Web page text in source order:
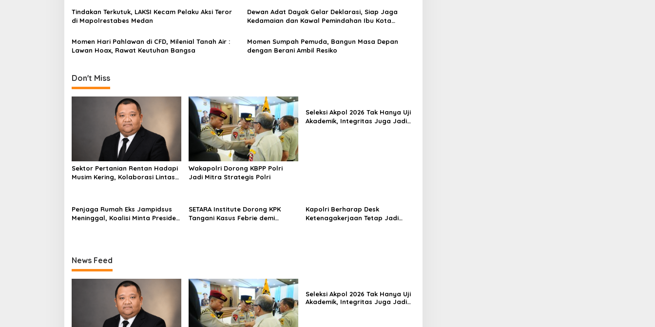
t
o
Tindakan Terkutuk, LAKSI Kecam Pelaku Aksi Teror
di Mapolrestabes Medan
Dewan Adat Dayak Gelar Deklarasi, Siap Jaga
Kedamaian dan Kawal Pemindahan Ibu Kota
Momen Hari Pahlawan di CFD, Milenial Tanah Air :
Lawan Hoax, Rawat Keutuhan Bangsa
Momen Sumpah Pemuda, Bangun Masa Depan
dengan Berani Ambil Resiko
Don't Miss
Sektor Pertanian Rentan Hadapi
Musim Kering, Kolaborasi Lintas
Wakapolri Dorong KBPP Polri
Jadi Mitra Strategis Polri
Seleksi Akpol 2026 Tak Hanya Uji
Akademik, Integritas Juga Jadi
Penjaga Rumah Eks Jampidsus
Meninggal, Koalisi Minta Presiden
SETARA Institute Dorong KPK
Tangani Kasus Febrie demi
Kapolri Berharap Desk
Ketenagakerjaan Tetap Jadi
News Feed
Seleksi Akpol 2026 Tak Hanya Uji
Akademik, Integritas Juga Jadi